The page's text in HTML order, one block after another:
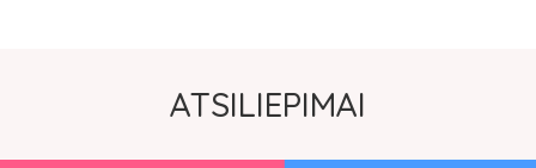
ATSILIEPIMAI